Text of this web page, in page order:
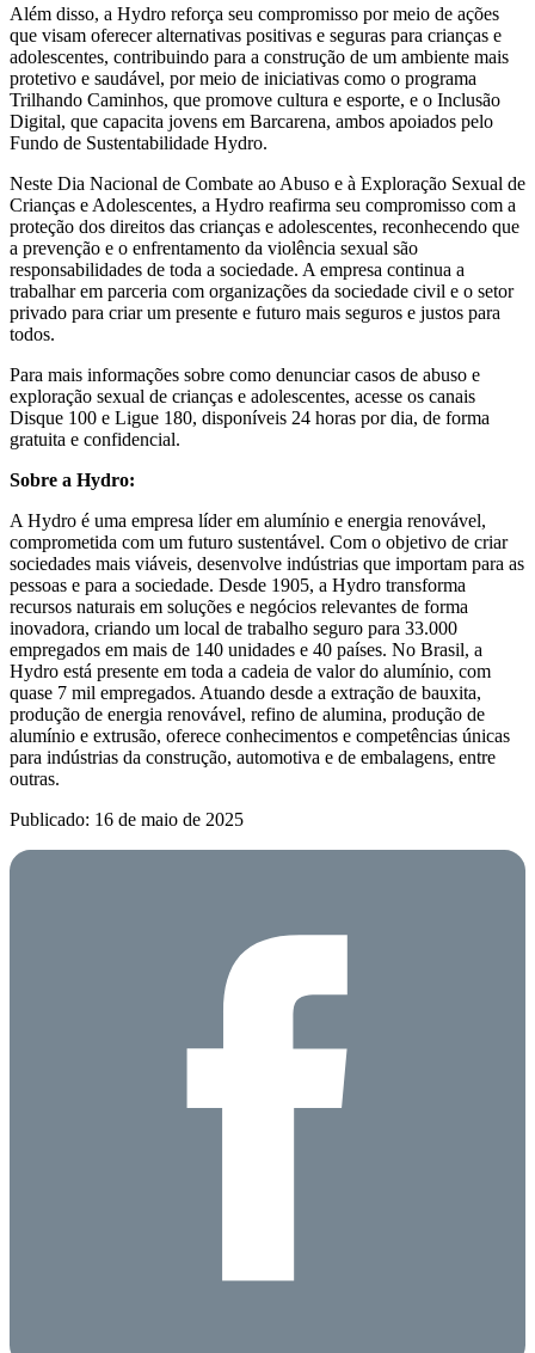
Além disso, a Hydro reforça seu compromisso por meio de ações
que visam oferecer alternativas positivas e seguras para crianças e
adolescentes, contribuindo para a construção de um ambiente mais
protetivo e saudável, por meio de iniciativas como o programa
Trilhando Caminhos, que promove cultura e esporte, e o Inclusão
Digital, que capacita jovens em Barcarena, ambos apoiados pelo
Fundo de Sustentabilidade Hydro.
Neste Dia Nacional de Combate ao Abuso e à Exploração Sexual de
Crianças e Adolescentes, a Hydro reafirma seu compromisso com a
proteção dos direitos das crianças e adolescentes, reconhecendo que
a prevenção e o enfrentamento da violência sexual são
responsabilidades de toda a sociedade. A empresa continua a
trabalhar em parceria com organizações da sociedade civil e o setor
privado para criar um presente e futuro mais seguros e justos para
todos.
Para mais informações sobre como denunciar casos de abuso e
exploração sexual de crianças e adolescentes, acesse os canais
Disque 100 e Ligue 180, disponíveis 24 horas por dia, de forma
gratuita e confidencial.
Sobre a Hydro:
A Hydro é uma empresa líder em alumínio e energia renovável,
comprometida com um futuro sustentável. Com o objetivo de criar
sociedades mais viáveis, desenvolve indústrias que importam para as
pessoas e para a sociedade. Desde 1905, a Hydro transforma
recursos naturais em soluções e negócios relevantes de forma
inovadora, criando um local de trabalho seguro para 33.000
empregados em mais de 140 unidades e 40 países. No Brasil, a
Hydro está presente em toda a cadeia de valor do alumínio, com
quase 7 mil empregados. Atuando desde a extração de bauxita,
produção de energia renovável, refino de alumina, produção de
alumínio e extrusão, oferece conhecimentos e competências únicas
para indústrias da construção, automotiva e de embalagens, entre
outras.
Publicado: 16 de maio de 2025